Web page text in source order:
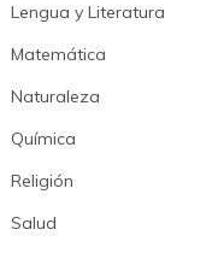
Lengua y Literatura
Matemática
Naturaleza
Química
Religión
Salud